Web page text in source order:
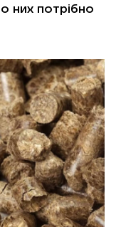
них потрібно